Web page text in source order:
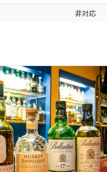
非対応